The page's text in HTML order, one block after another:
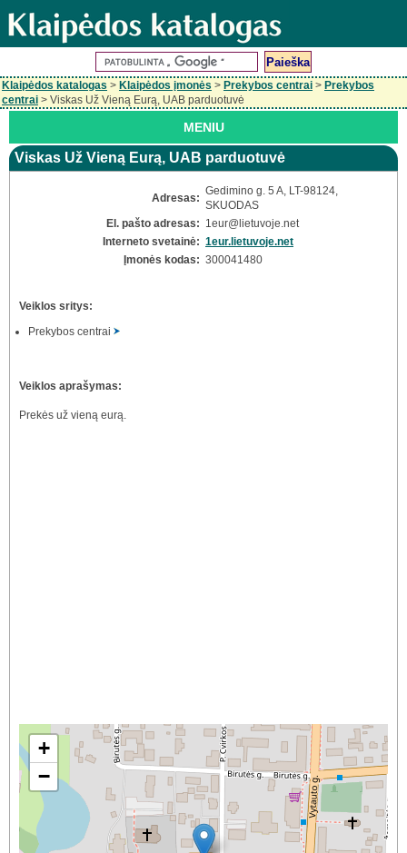
Klaipėdos katalogas > Klaipėdos įmonės > Prekybos centrai > Prekybos
centrai > Viskas Už Vieną Eurą, UAB parduotuvė
MENIU
Viskas Už Vieną Eurą, UAB parduotuvė
Adresas:
Gedimino g. 5 A, LT-98124,
SKUODAS
El. pašto adresas: 1eur@lietuvoje.net
Interneto svetainė: 1eur.lietuvoje.net
Įmonės kodas: 300041480
Veiklos sritys:
Prekybos centrai
Veiklos aprašymas:
Prekės už vieną eurą.
+
−